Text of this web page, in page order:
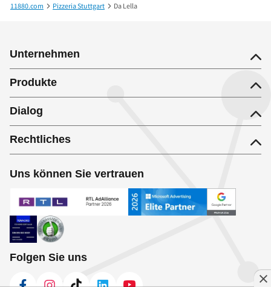
11880.com Pizzeria Stuttgart Da Lella
Unternehmen
Produkte
Dialog
Rechtliches
Uns können Sie vertrauen
Folgen Sie uns